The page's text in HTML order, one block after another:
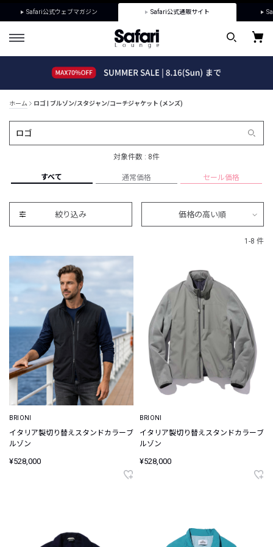
Safari公式ウェブマガジン Safari公式通販サイト
ホーム ロゴ | ブルゾン/スタジャン/コーチジャケット (メンズ)
対象件数 : 8件
すべて 通常価格 セール価格
絞り込み 価格の高い順
1-8 件
BRIONI
イタリア製切り替えスタンドカラーブ
ルゾン
¥528,000
BRIONI
イタリア製切り替えスタンドカラーブ
ルゾン
¥528,000